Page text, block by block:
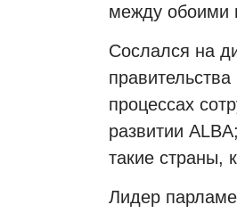
между обоими
Сослался на
процессах
развитии
такие страны,
Лидер